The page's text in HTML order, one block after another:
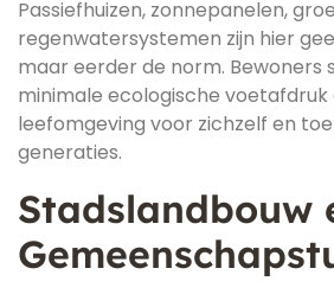
Passiefhuizen, zonnepanelen,
regenwatersystemen zijn hier
maar eerder de norm. Bewoners
minimale ecologische voetafdruk
leefomgeving voor zichzelf en
generaties.
Stadslandbouw